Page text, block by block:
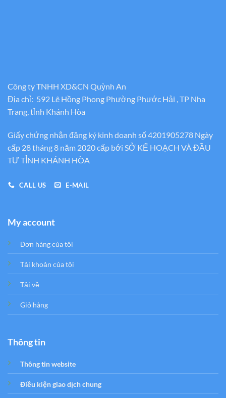
Công ty TNHH XD&CN Quỳnh An
Địa chỉ: 592 Lê Hồng Phong Phường Phước Hải , TP Nha
Trang, tỉnh Khánh Hòa
Giấy chứng nhận đăng ký kinh doanh số 4201905278 Ngày
cấp 28 tháng 8 năm 2020 cấp bới SỞ KẾ HOẠCH VÀ ĐẦU
TƯ TỈNH KHÁNH HÒA
CALL US E-MAIL
My account
Đơn hàng của tôi
Tải khoản của tôi
Tải về
Giỏ hàng
Thông tin
Thông tin website
Điều kiện giao dịch chung